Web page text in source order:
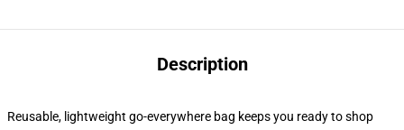
Description
Reusable, lightweight go-everywhere bag keeps you ready to shop